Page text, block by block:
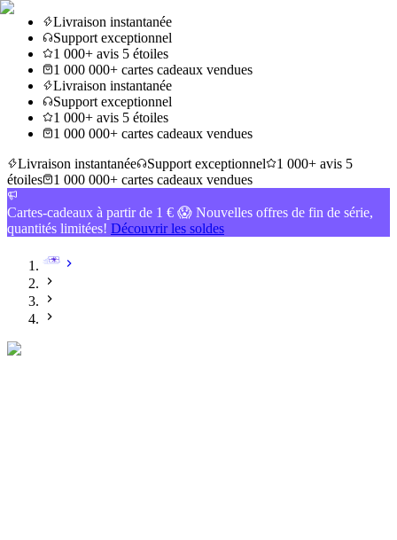
Livraison instantanée
Support exceptionnel
1 000+ avis 5 étoiles
1 000 000+ cartes cadeaux vendues
Livraison instantanée
Support exceptionnel
1 000+ avis 5 étoiles
1 000 000+ cartes cadeaux vendues
Livraison instantanée
Support exceptionnel
1 000+ avis 5
étoiles
1 000 000+ cartes cadeaux vendues
Cartes-cadeaux à partir de 1 € 😱 Nouvelles offres de fin de série,
quantités limitées! Découvrir les soldes